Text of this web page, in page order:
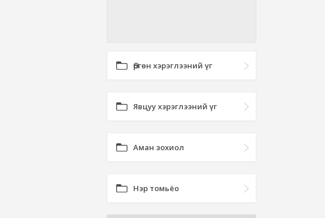
Өргөн хэрэглээний үг
Явцуу хэрэглээний үг
Аман зохиол
Нэр томьёо